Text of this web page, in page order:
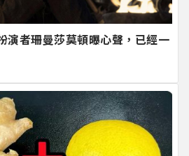
演者珊曼莎莫頓曝心聲，已經一